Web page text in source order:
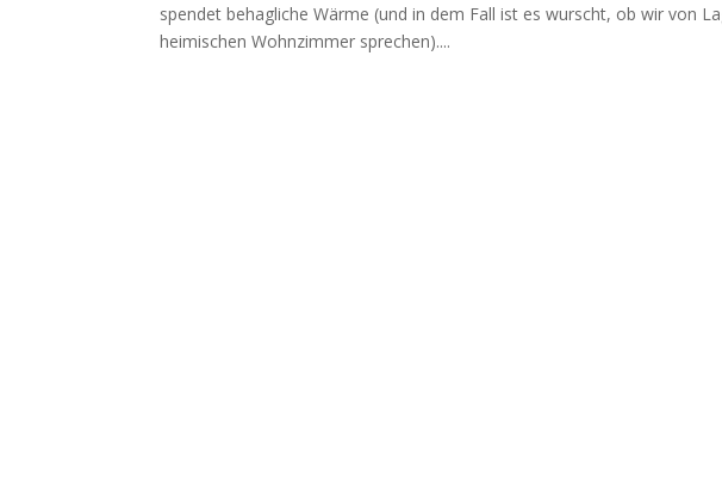
spendet behagliche Wärme (und in dem Fall ist es wurscht, ob wir von
heimischen Wohnzimmer sprechen)....